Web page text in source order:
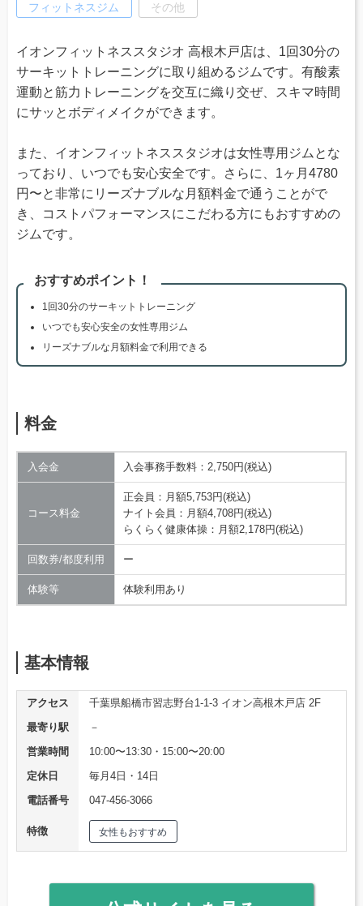
フィットネスジム その他
イオンフィットネススタジオ 高根木戸店は、1回30分の
サーキットトレーニングに取り組めるジムです。有酸素
運動と筋力トレーニングを交互に織り交ぜ、スキマ時間
にサッとボディメイクができます。
また、イオンフィットネススタジオは女性専用ジムとな
っており、いつでも安心安全です。さらに、1ヶ月4780
円〜と非常にリーズナブルな月額料金で通うことがで
き、コストパフォーマンスにこだわる方にもおすすめの
ジムです。
おすすめポイント！
1回30分のサーキットトレーニング
いつでも安心安全の女性専用ジム
リーズナブルな月額料金で利用できる
料金
入会金 入会事務手数料：2,750円(税込)
コース料金
正会員：月額5,753円(税込)
ナイト会員：月額4,708円(税込)
らくらく健康体操：月額2,178円(税込)
回数券/都度利用 ー
体験等 体験利用あり
基本情報
アクセス
千葉県船橋市習志野台1-1-3 イオン高根木戸店 2F
最寄り駅
－
営業時間
10:00〜13:30・15:00〜20:00
定休日
毎月4日・14日
電話番号
047-456-3066
特徴 女性もおすすめ